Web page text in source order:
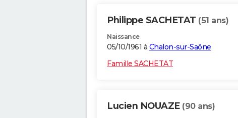
Philippe SACHETAT (51 ans)
Naissance
05/10/1961 à Chalon-sur-Saône
Famille SACHETAT
Lucien NOUAZE (90 ans)